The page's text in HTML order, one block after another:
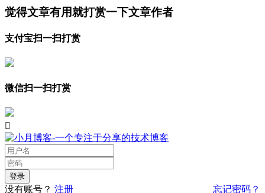
觉得文章有用就打赏一下文章作者
支付宝扫一扫打赏
微信扫一扫打赏

没有账号？ 注册 忘记密码？